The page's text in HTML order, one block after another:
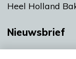
Heel Holland
Nieuwsbrief